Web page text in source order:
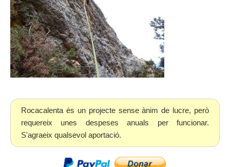
Rocacalenta és un projecte sense ànim de lucre, però
requereix unes despeses anuals per funcionar.
S'agraeix qualsevol aportació.